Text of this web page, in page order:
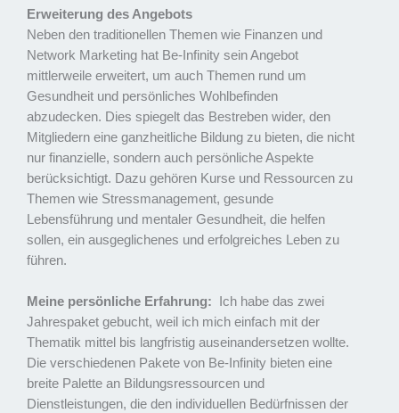
Erweiterung des Angebots
Neben den traditionellen Themen wie Finanzen und
Network Marketing hat Be-Infinity sein Angebot
mittlerweile erweitert, um auch Themen rund um
Gesundheit und persönliches Wohlbefinden
abzudecken. Dies spiegelt das Bestreben wider, den
Mitgliedern eine ganzheitliche Bildung zu bieten, die nicht
nur finanzielle, sondern auch persönliche Aspekte
berücksichtigt. Dazu gehören Kurse und Ressourcen zu
Themen wie Stressmanagement, gesunde
Lebensführung und mentaler Gesundheit, die helfen
sollen, ein ausgeglichenes und erfolgreiches Leben zu
führen.
Meine persönliche Erfahrung:
Ich habe das zwei
Jahrespaket gebucht, weil ich mich einfach mit der
Thematik mittel bis langfristig auseinandersetzen wollte.
Die verschiedenen Pakete von Be-Infinity bieten eine
breite Palette an Bildungsressourcen und
Dienstleistungen, die den individuellen Bedürfnissen der